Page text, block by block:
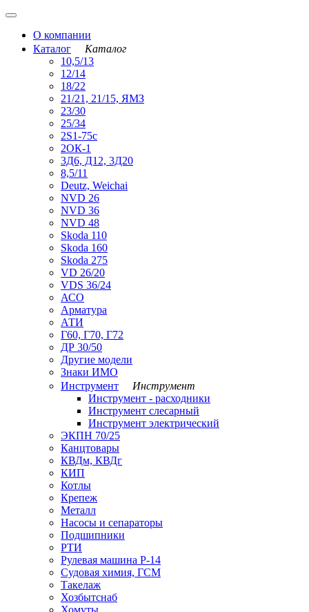
О компании
Каталог
Каталог
10,5/13
12/14
18/22
21/21, 21/15, ЯМЗ
23/30
25/34
2S1-75с
2ОК-1
3Д6, Д12, 3Д20
8,5/11
Deutz, Weichai
NVD 26
NVD 36
NVD 48
Skoda 110
Skoda 160
Skoda 275
VD 26/20
VDS 36/24
АСО
Арматура
АТИ
Г60, Г70, Г72
ДР 30/50
Другие модели
Знаки ИМО
Инструмент
Инструмент
Инструмент - расходники
Инструмент слесарный
Инструмент электрический
ЭКПН 70/25
Канцтовары
КВДм, КВДг
КИП
Котлы
Крепеж
Металл
Насосы и сепараторы
Подшипники
РТИ
Рулевая машина Р-14
Судовая химия, ГСМ
Такелаж
Хозбытснаб
Хомуты